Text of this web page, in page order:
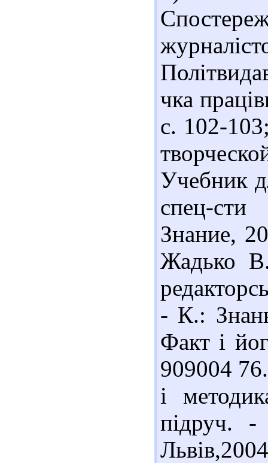
чка
с. 102-
Учебник
спец-
Знание,
Жадько
- К.:
Факт і
909004
і
підруч.